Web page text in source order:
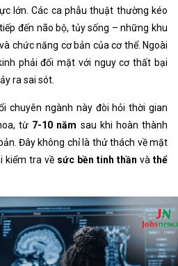
lớn. Các ca phẫu thuật thường kéo
đến não bộ, tủy sống – những khu
chức năng cơ bản của cơ thể. Ngoài
phải đối mặt với nguy cơ thất bại
ra sai sót.
chuyên ngành này đòi hỏi thời gian
từ 7-10 năm sau khi hoàn thành
Đây không chỉ là thử thách về mặt
kiểm tra về sức bền tinh thần và thể